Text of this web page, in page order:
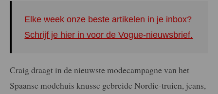
Elke week onze beste artikelen in je inbox?
Schrijf je hier in voor de Vogue-nieuwsbrief.
Craig draagt in de nieuwste modecampagne van het
Spaanse modehuis knusse gebreide Nordic-truien, jeans,